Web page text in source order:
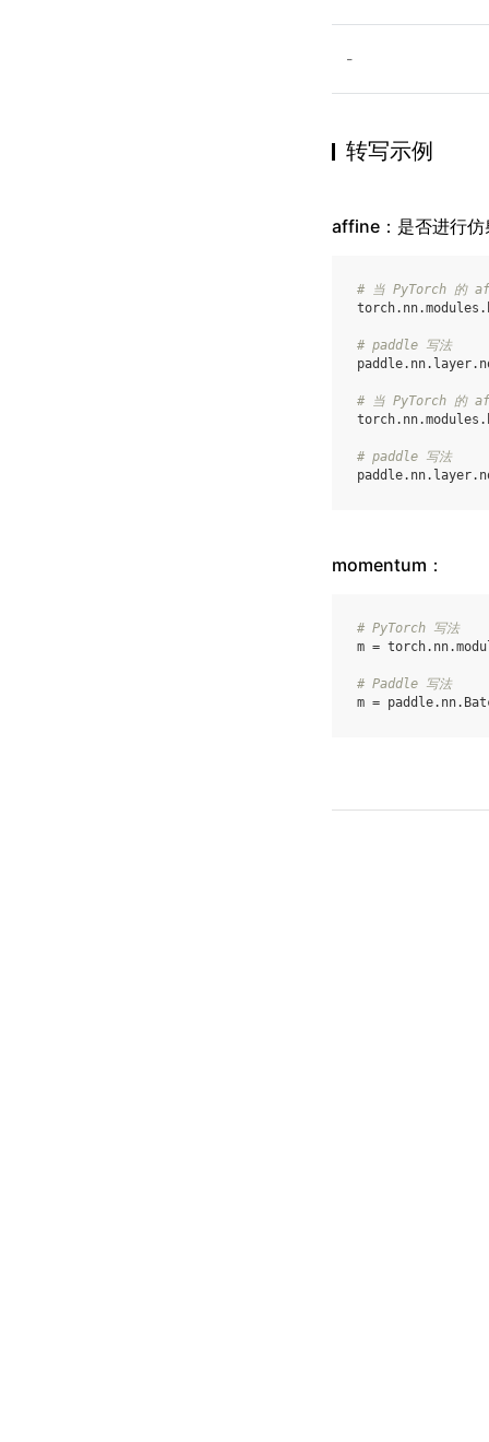
-
转写示例
affine：是否进行仿
# 当 PyTorch 的
torch. nn.modules .
# paddle 写法
paddle. nn. layer.
# 当 PyTorch 的
torch. nn.modules .
# paddle 写法
paddle. nn. layer.
momentum：
# PyTorch 写法
m = torch. nn.
# Paddle 写法
m = paddle. nn.